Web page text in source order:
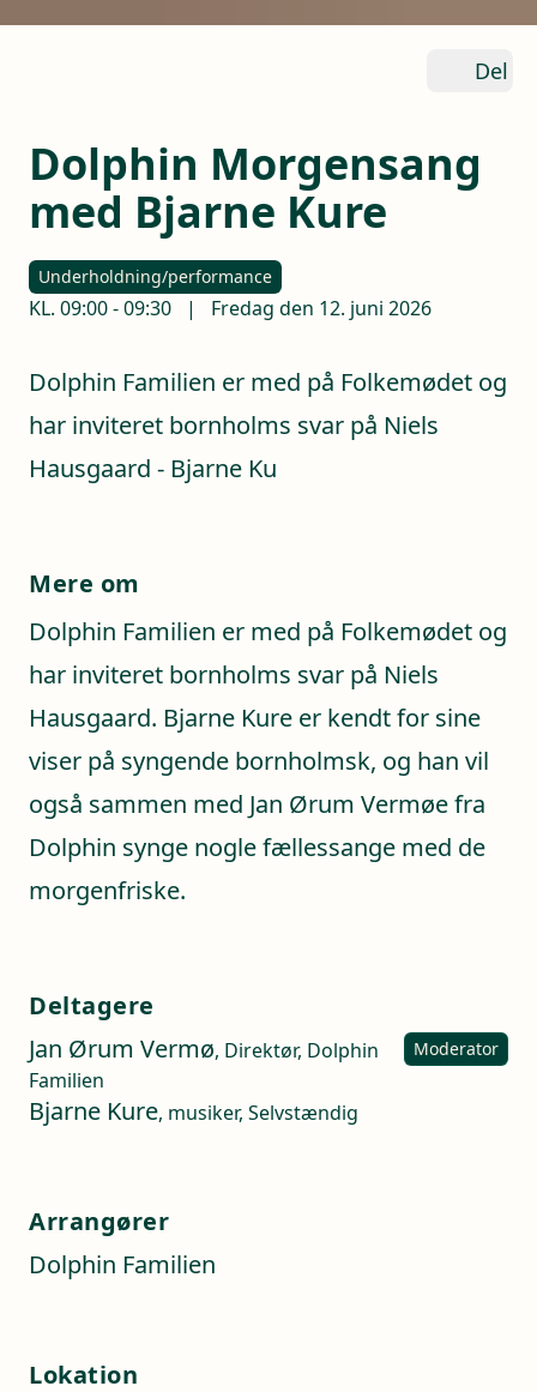
Del
Dolphin Morgensang
med Bjarne Kure
Underholdning/performance
KL. 09:00-09:30 | Fredag den 12. juni 2026
Dolphin Familien er med på Folkemødet og
har inviteret bornholms svar på Niels
Hausgaard - Bjarne Ku
Mere om
Dolphin Familien er med på Folkemødet og
har inviteret bornholms svar på Niels
Hausgaard. Bjarne Kure er kendt for sine
viser på syngende bornholmsk, og han vil
også sammen med Jan Ørum Vermøe fra
Dolphin synge nogle fællessange med de
morgenfriske.
Deltagere
Jan Ørum Vermø, Direktør, Dolphin
Familien
Moderator
Bjarne Kure, musiker, Selvstændig
Arrangører
Dolphin Familien
Lokation